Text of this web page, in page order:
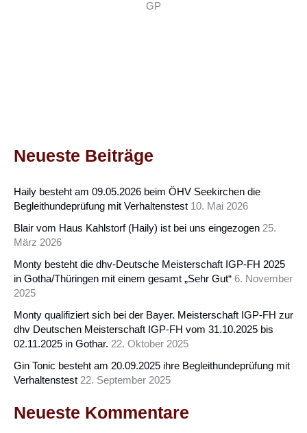
Neueste Beiträge
Haily besteht am 09.05.2026 beim ÖHV Seekirchen die
Begleithundeprüfung mit Verhaltenstest 10. Mai 2026
Blair vom Haus Kahlstorf (Haily) ist bei uns eingezogen 25.
März 2026
Monty besteht die dhv-Deutsche Meisterschaft IGP-FH 2025
in Gotha/Thüringen mit einem gesamt „Sehr Gut“ 6. November
2025
Monty qualifiziert sich bei der Bayer. Meisterschaft IGP-FH zur
dhv Deutschen Meisterschaft IGP-FH vom 31.10.2025 bis
02.11.2025 in Gothar. 22. Oktober 2025
Gin Tonic besteht am 20.09.2025 ihre Begleithundeprüfung mit
Verhaltenstest 22. September 2025
Neueste Kommentare
GP